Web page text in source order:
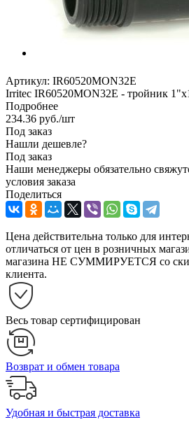
Артикул: IR60520MON32E
Irritec IR60520MON32E - тройник
Подробнее
234.36 руб./шт
Под заказ
Нашли дешевле?
Под заказ
Наши менеджеры обязательно
условия заказа
Поделиться
Цена действительна только для
отличаться от цен в розничных
магазина НЕ СУММИРУЕТСЯ со
клиента.
Весь товар сертифицирован
Возврат и обмен товара
Удобная и быстрая доставка